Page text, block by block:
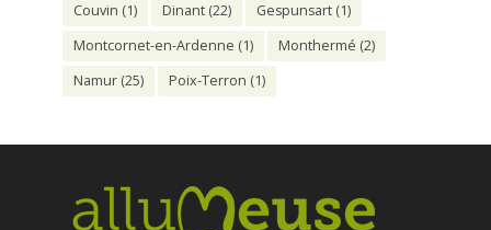
Couvin (1) Dinant(22) Gespunsart(1)
Montcornet-en-Ardenne (1) Monthermé (2)
Namur(25) Poix-Terron (1)